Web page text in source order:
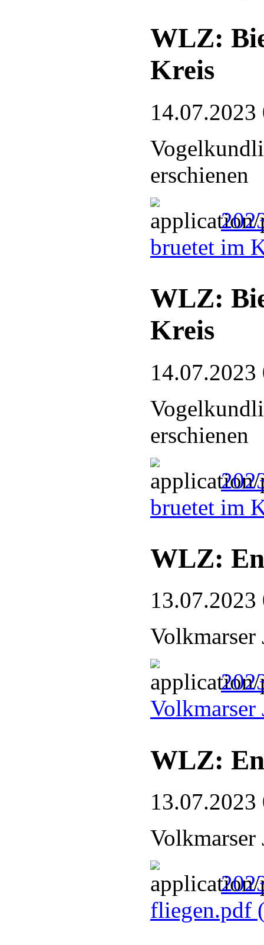
WLZ:
Kreis
14.07.2023
erschienen
bruetet im
WLZ:
Kreis
14.07.2023
erschienen
bruetet im
WLZ:
13.07.2023
Volkmarser
WLZ:
13.07.2023
Volkmarser
fliegen.pdf